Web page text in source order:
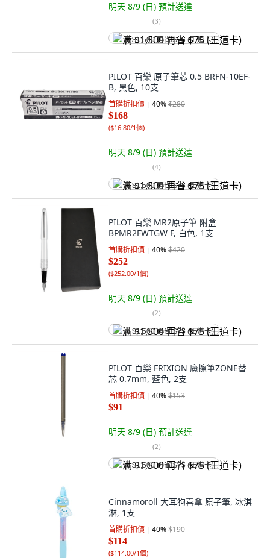
明天 8/9 (日) 預計送達
(3)
满 $1,500 再省 $75 (王道卡)
PILOT 百樂 原子筆芯 0.5 BRFN-10EF-
B, 黑色, 10支
首購折扣價 40%$280
$168
($16.80/1個)
明天 8/9 (日) 預計送達
(4)
满 $1,500 再省 $75 (王道卡)
PILOT 百樂 MR2原子筆 附盒
BPMR2FWTGW F, 白色, 1支
首購折扣價 40%$420
$252
($252.00/1個)
明天 8/9 (日) 預計送達
(2)
满 $1,500 再省 $75 (王道卡)
PILOT 百樂 FRIXION 魔擦筆ZONE替
芯 0.7mm, 藍色, 2支
首購折扣價 40%$153
$91
明天 8/9 (日) 預計送達
(2)
满 $1,500 再省 $75 (王道卡)
Cinnamoroll 大耳狗喜拿 原子筆, 冰淇
淋, 1支
首購折扣價 40%$190
$114
($114.00/1個)